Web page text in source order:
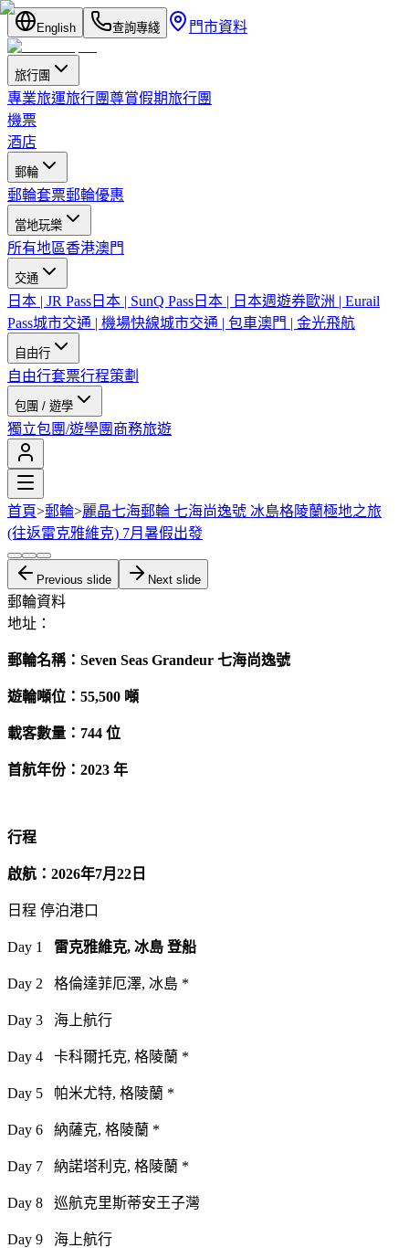
English 查詢專綫 門市資料
旅行團
專業旅運旅行團尊賞假期旅行團
機票
酒店
郵輪
郵輪套票郵輪優惠
當地玩樂
所有地區香港澳門
交通
日本 | JR Pass 日本 | SunQ Pass 日本 | 日本週遊券歐洲 | Eurail
Pass城市交通 | 機場快線城市交通 | 包車澳門 | 金光飛航
自由行
自由行套票行程策劃
包團 / 遊學
獨立包團/遊學團 商務旅遊
首頁>郵輪>麗晶七海郵輪 七海尚逸號 冰島格陵蘭極地之旅
(往返雷克雅維克) 7月暑假出發
Previous slide Next slide
郵輪資料
地址：
郵輪名稱：Seven Seas Grandeur 七海尚逸號
遊輪噸位：55,500 噸
載客數量：744 位
首航年份：2023 年
行程
啟航：2026年7月22日
日程 停泊港口
Day 1 雷克雅維克, 冰島 登船
Day 2 格倫達菲厄澤, 冰島 *
Day 3 海上航行
Day 4 卡科爾托克, 格陵蘭 *
Day 5 帕米尤特, 格陵蘭 *
Day 6 納薩克, 格陵蘭 *
Day 7 納諾塔利克, 格陵蘭 *
Day 8 巡航克里斯蒂安王子灣
Day 9 海上航行